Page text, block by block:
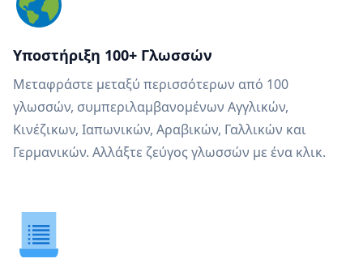
Υποστήριξη 100+ Γλωσσών
Μεταφράστε μεταξύ περισσότερων από 100
γλωσσών, συμπεριλαμβανομένων Αγγλικών,
Κινέζικων, Ιαπωνικών, Αραβικών, Γαλλικών και
Γερμανικών. Αλλάξτε ζεύγος γλωσσών με ένα κλικ.